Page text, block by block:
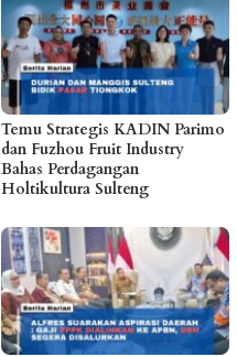
Temu Strategis KADIN Parimo
dan Fuzhou Fruit Industry
Bahas Perdagangan
Holtikultura Sulteng